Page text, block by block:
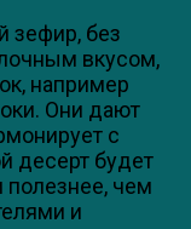
зефир, без
вкусом,
например
Они дают
с
десерт будет
чем
и